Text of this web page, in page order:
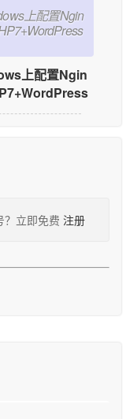
上配置Ngin
上配置Ngin
？立即免费 注册